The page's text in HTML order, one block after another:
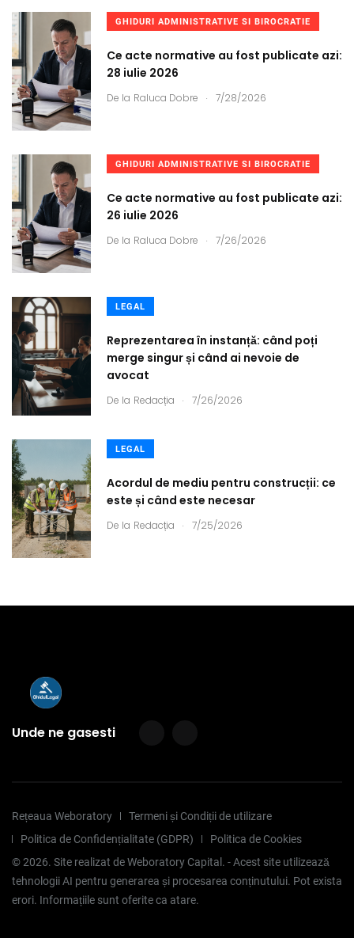
GHIDURI ADMINISTRATIVE SI BIROCRATIE
Ce acte normative au fost publicate azi:
28 iulie 2026
De la Raluca Dobre . 7/28/2026
GHIDURI ADMINISTRATIVE SI BIROCRATIE
Ce acte normative au fost publicate azi:
26 iulie 2026
De la Raluca Dobre . 7/26/2026
LEGAL
Reprezentarea în instanță: când poți
merge singur și când ai nevoie de
avocat
De la Redacția . 7/26/2026
LEGAL
Acordul de mediu pentru construcții: ce
este și când este necesar
De la Redacția . 7/25/2026
Unde ne gasesti
Rețeaua Weboratory
Termeni și Condiții de utilizare
Politica de Confidențialitate (GDPR)
Politica de Cookies
©2026. Site realizat de Weboratory Capital. - Acest site utilizează
tehnologii AI pentru generarea și procesarea conținutului. Pot exista
erori. Informațiile sunt oferite ca atare.